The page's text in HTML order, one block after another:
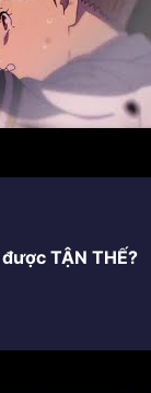
TẬN THẾ?